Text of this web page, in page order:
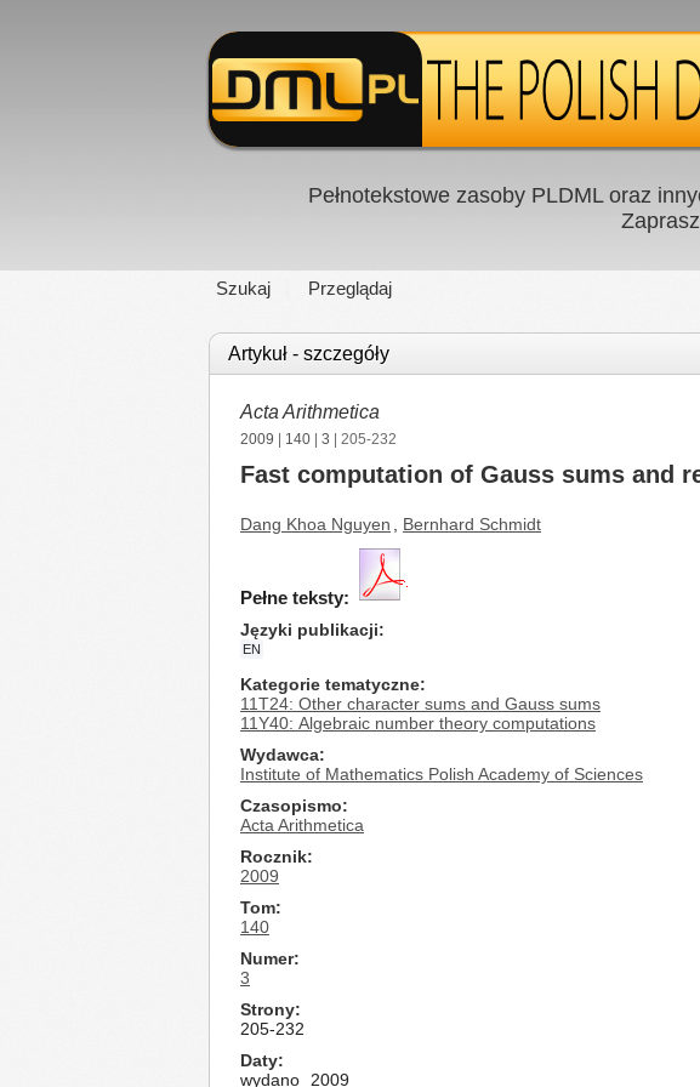
Pełnotekstowe zasoby PLDML oraz
Szukaj Przeglądaj
Artykuł - szczegóły
Acta Arithmetica
2009 140 3 | 205-232
Fast computation of Gauss sums and
Dang Khoa Nguyen Bernhard Schmidt
Pełne teksty:
Języki publikacji
EN
Kategorie tematyczne
11T24: Other character sums and Gauss sums
11Y40: Algebraic number theory computations
Wydawca
Institute of Mathematics Polish Academy of Sciences
Czasopismo
Acta Arithmetica
Rocznik
2009
Tom
140
Numer
3
Strony
205-232
Daty
wydano
2009